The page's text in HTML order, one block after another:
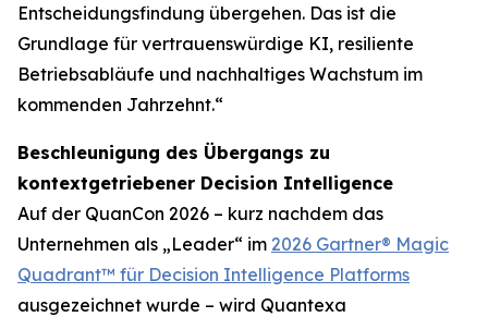
Entscheidungsfindung übergehen. Das ist die
Grundlage für vertrauenswürdige KI, resiliente
Betriebsabläufe und nachhaltiges Wachstum im
kommenden Jahrzehnt.“
Beschleunigung des Übergangs zu
kontextgetriebener Decision Intelligence
Auf der QuanCon 2026 – kurz nachdem das
Unternehmen als „Leader“ im 2026 Gartner® Magic
Quadrant™ für Decision Intelligence Platforms
ausgezeichnet wurde – wird Quantexa